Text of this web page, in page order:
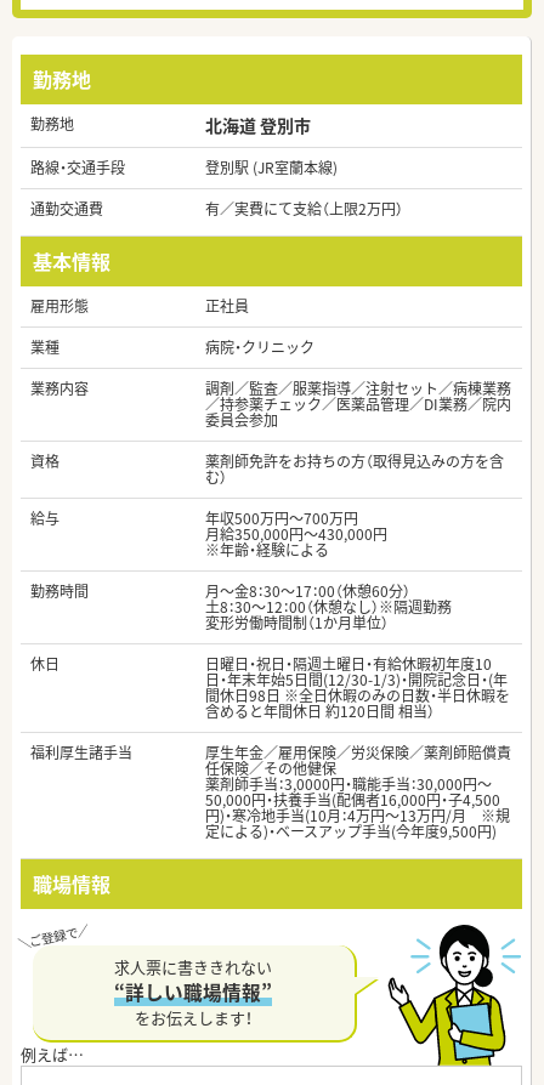
勤務地
勤務地 北海道 登別市
路線・交通手段
登別駅 (JR室蘭本線)
通勤交通費
有／実費にて支給（上限2万円）
基本情報
雇用形態
正社員
業種
病院・クリニック
業務内容
調剤／監査／服薬指導／注射セット／病棟業務
／持参薬チェック／医薬品管理／DI業務／院内
委員会参加
資格
薬剤師免許をお持ちの方（取得見込みの方を含
む）
給与
年収500万円～700万円
月給350,000円～430,000円
※年齢・経験による
勤務時間
月～金8：30～17：00（休憩60分）
土8：30～12：00（休憩なし）※隔週勤務
変形労働時間制（1か月単位）
休日
日曜日・祝日・隔週土曜日・有給休暇初年度10
日・年末年始5日間(12/30-1/3)・開院記念日・(年
間休日98日 ※全日休暇のみの日数・半日休暇を
含めると年間休日 約120日間 相当）
福利厚生諸手当
厚生年金／雇用保険／労災保険／薬剤師賠償責
任保険／その他健保
薬剤師手当：3,0000円・職能手当：30,000円～
50,000円・扶養手当(配偶者16,000円・子4,500
円)・寒冷地手当(10月：4万円～13万円/月 ※規
定による)・ベースアップ手当(今年度9,500円)
職場情報
求人票に書ききれない
“詳しい職場情報”
をお伝えします！